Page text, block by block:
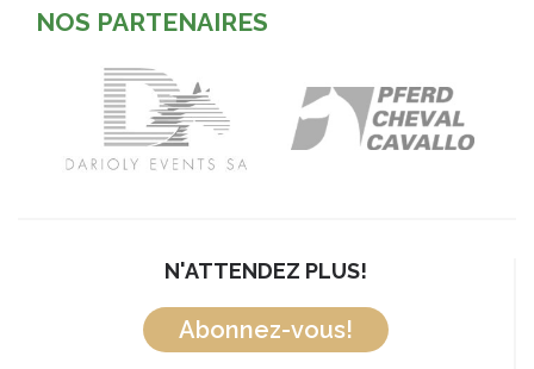
NOS PARTENAIRES
N'ATTENDEZ PLUS!
Abonnez-vous!